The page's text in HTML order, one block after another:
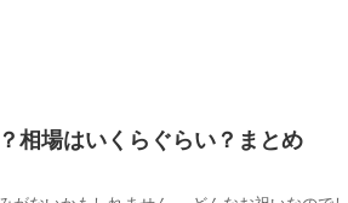
相場はいくらぐらい？まとめ